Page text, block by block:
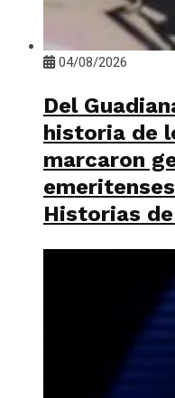
04/08/2026
Del
historia de
marcaron
Historias